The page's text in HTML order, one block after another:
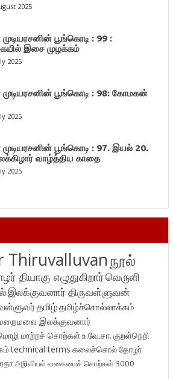
2025
பூங்கொடி : 99 :
இசை முழக்கம்
2025
முடியரசனின் பூங்கொடி : 98: கோமகன்
2025
முடியரசனின் பூங்கொடி : 97. இயல் 20.
வாழ்த்திய காதை
2025
Thiruvalluvanநூல்
தியாகு எழுதுகிறார்வெருளி
இலக்குவனார் திருவள்ளுவன்
தமிழ்தமிழ்ச்சொல்லாக்கம்
இலக்குவனார்
மாற்றச் சொற்கள்உ.வே.சா. குறள்நெறி
technical terms கலைச்சொல்தோழர்
அறிவியல் வகைமைச் சொற்கள் 3000